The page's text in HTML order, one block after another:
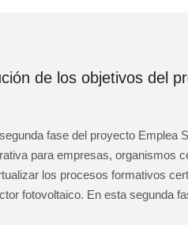
de los objetivos del
fase del proyecto Emplea
para empresas, organismos
los procesos formativos
fotovoltaico. En esta segunda